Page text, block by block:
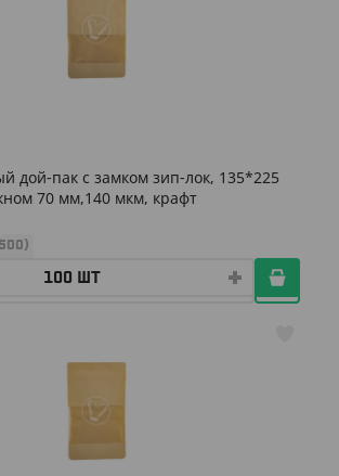
дой-пак с замком зип-лок, 135*225
70 мм,140 мкм, крафт